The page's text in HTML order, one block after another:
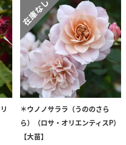
＊ウノノサララ（うののさら
ら）（ロサ・オリエンティスP）
【大苗】